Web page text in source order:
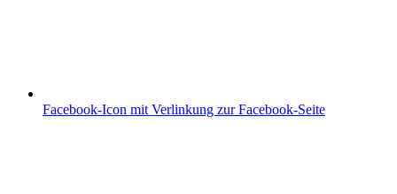
Facebook-Icon mit Verlinkung zur Facebook-Seite